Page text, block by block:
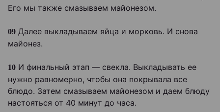
Его мы также смазываем майонезом.
09 Далее выкладываем яйца и морковь. И снова
майонез.
10 И финальный этап — свекла. Выкладывать ее
нужно равномерно, чтобы она покрывала все
блюдо. Затем смазываем майонезом и даем блюду
настояться от 40 минут до часа.